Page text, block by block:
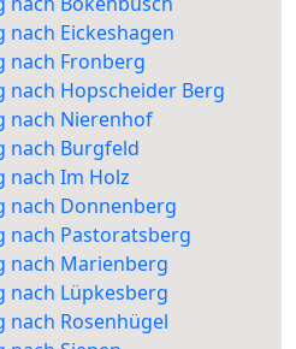
Eickeshagen
nach Fronberg
Hopscheider Berg
nach Nierenhof
nach Burgfeld
nach Im Holz
nach Donnenberg
nach Pastoratsberg
nach Marienberg
nach Lüpkesberg
nach Rosenhügel